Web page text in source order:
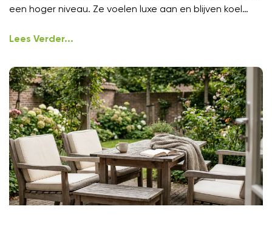
een hoger niveau. Ze voelen luxe aan en blijven koel
Lees Verder...